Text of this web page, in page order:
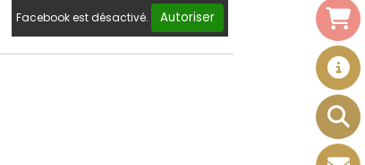
Facebook est désactivé. Autoriser